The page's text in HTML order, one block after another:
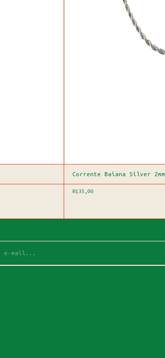
Corrente Baiana Silver 2mm
R$35,00